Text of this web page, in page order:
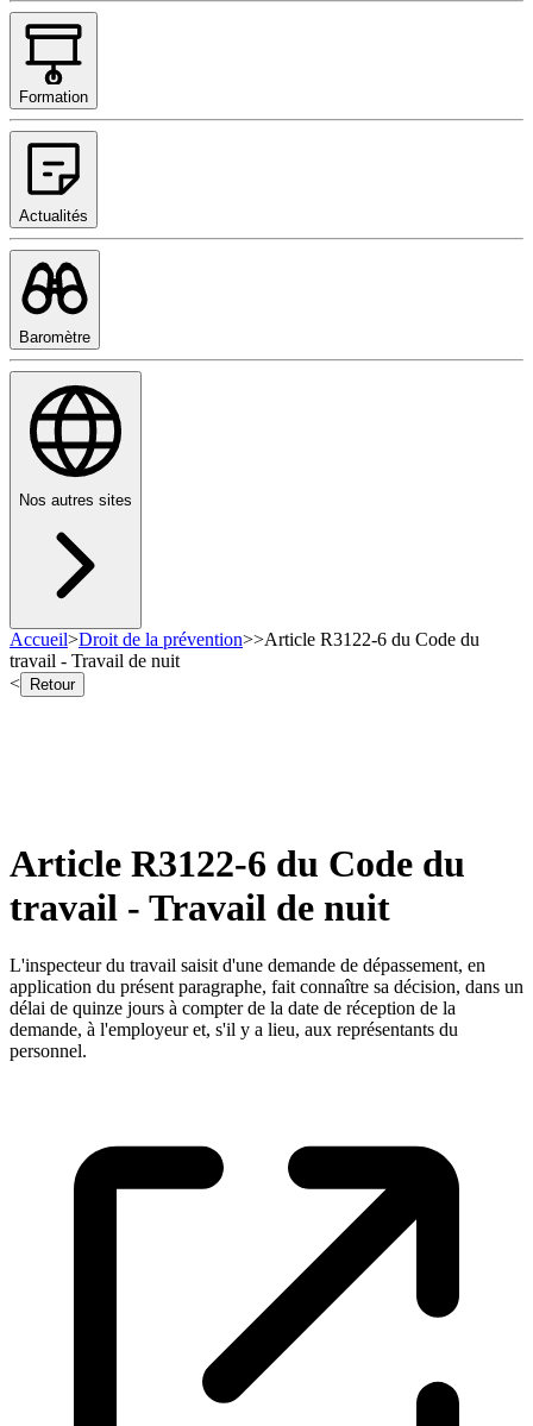
Formation
Actualités
Baromètre
Nos autres sites
Accueil>Droit de la prévention>>Article R3122-6 du Code du
travail - Travail de nuit
<
Retour
Article R3122-6 du Code du
travail - Travail de nuit
L'inspecteur du travail saisit d'une demande de dépassement, en
application du présent paragraphe, fait connaître sa décision, dans un
délai de quinze jours à compter de la date de réception de la
demande, à l'employeur et, s'il y a lieu, aux représentants du
personnel.